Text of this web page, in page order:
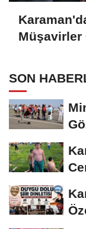
Müşavirler
SON